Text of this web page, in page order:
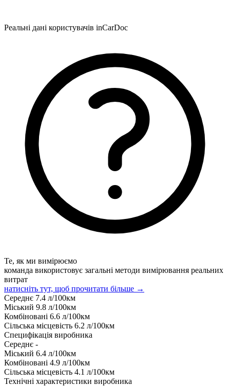
Реальні дані користувачів inCarDoc
Те, як ми вимірюємо
команда використовує загальні методи вимірювання реальних
витрат
натисніть тут, щоб прочитати більше →
Середнє 7.4 л/100км
Міський 9.8 л/100км
Комбіновані 6.6 л/100км
Сільська місцевість 6.2 л/100км
Специфікація виробника
Середнє -
Міський 6.4 л/100км
Комбіновані 4.9 л/100км
Сільська місцевість 4.1 л/100км
Технічні характеристики виробника